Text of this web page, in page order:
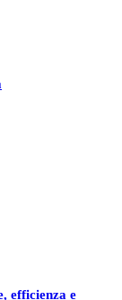
efficienza e